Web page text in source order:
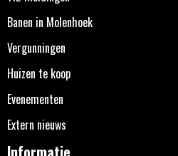
Banen in Molenhoek
Vergunningen
Huizen te koop
Evenementen
Extern nieuws
Informatie